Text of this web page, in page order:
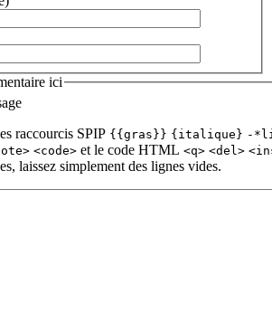
ici
raccourcis SPIP {{gras}} {italique} -
<code> et le code HTML <q> <del>
laissez simplement des lignes vides.